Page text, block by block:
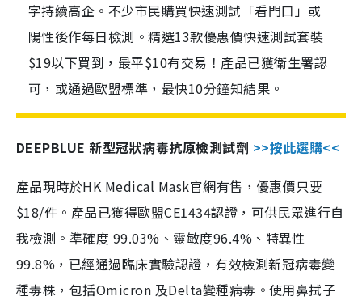
字持續高企。不少市民購買快速測試「看門口」或
陽性後作每日檢測。精選13款優惠價快速測試套裝
$19以下買到，最平$10有交易！產品已獲衛生署認
可，或通過歐盟標準，最快10分鐘知結果。
DEEPBLUE 新型冠狀病毒抗原檢測試劑 >>按此選購<<
產品現時於HK Medical Mask官網有售，優惠價只要
$18/件。產品已獲得歐盟CE1434認證，可供民眾進行自
我檢測。準確度 99.03%、靈敏度96.4%、特異性
99.8%，已經通過臨床實驗認證，有效檢測新冠病毒變
種毒株，包括Omicron 及Delta變種病毒。使用鼻拭子